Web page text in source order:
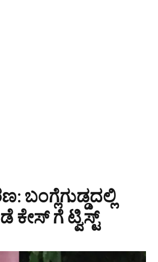
ಬಂಗ್ಲೆಗುಡ್ಡದಲ್ಲಿ
ಕೇಸ್ ಗೆ ಟ್ವಿಸ್ಟ್